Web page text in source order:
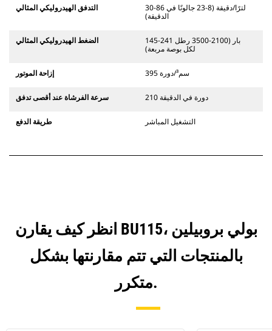
التدفق الهيدروليكي المثالي
30-86 لترًا/دقيقة (8-23 جالونًا في
الدقيقة)
الضغط الهيدروليكي المثالي
145-241 بار (2100-3500 رطل
لكل بوصة مربعة)
إزاحة الموتور 395 سم³/دورة
سرعة الفرشاة عند أقصى تدفق 210 دورة في الدقيقة
طريقة الدفع التشغيل المباشر
انظر كيف يقارن BU115، بولي بروبيلين
بالمنتجات التي تتم مقارنتها بشكل
متكرر.